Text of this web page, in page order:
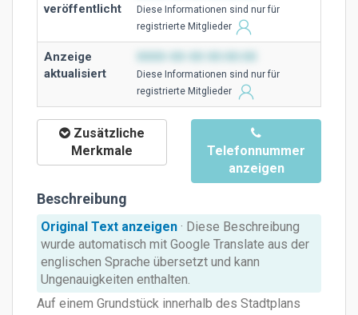
veröffentlicht
Diese Ιnformationen sind nur für
registrierte Mitglieder
Anzeige
aktualisiert
Diese Ιnformationen sind nur für
registrierte Mitglieder
Zusätzliche
Merkmale
Telefonnummer
anzeigen
Beschreibung
Original Text anzeigen · Diese Beschreibung
wurde automatisch mit Google Translate aus der
englischen Sprache übersetzt und kann
Ungenauigkeiten enthalten.
Auf einem Grundstück innerhalb des Stadtplans